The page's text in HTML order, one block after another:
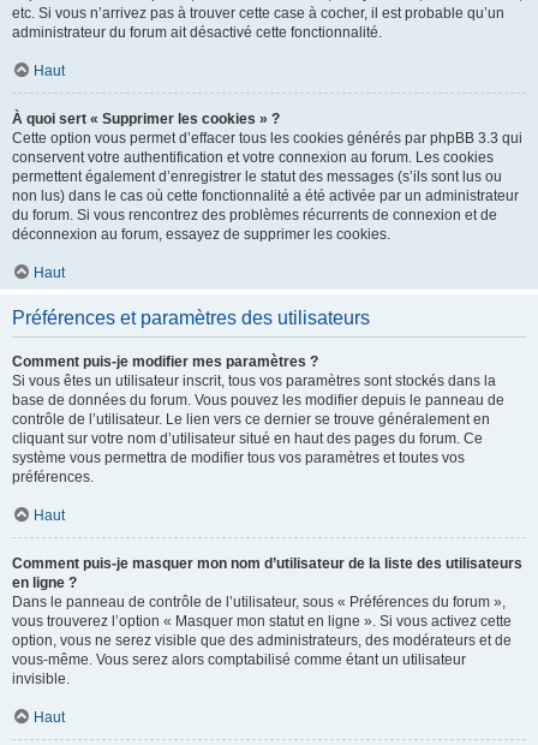
etc. Si vous n’arrivez pas à trouver cette case à cocher, il est probable qu’un
administrateur du forum ait désactivé cette fonctionnalité.
Haut
À quoi sert « Supprimer les cookies » ?
Cette option vous permet d’effacer tous les cookies générés par phpBB 3.3 qui
conservent votre authentification et votre connexion au forum. Les cookies
permettent également d’enregistrer le statut des messages (s’ils sont lus ou
non lus) dans le cas où cette fonctionnalité a été activée par un administrateur
du forum. Si vous rencontrez des problèmes récurrents de connexion et de
déconnexion au forum, essayez de supprimer les cookies.
Haut
Préférences et paramètres des utilisateurs
Comment puis-je modifier mes paramètres ?
Si vous êtes un utilisateur inscrit, tous vos paramètres sont stockés dans la
base de données du forum. Vous pouvez les modifier depuis le panneau de
contrôle de l’utilisateur. Le lien vers ce dernier se trouve généralement en
cliquant sur votre nom d’utilisateur situé en haut des pages du forum. Ce
système vous permettra de modifier tous vos paramètres et toutes vos
préférences.
Haut
Comment puis-je masquer mon nom d’utilisateur de la liste des utilisateurs
en ligne ?
Dans le panneau de contrôle de l’utilisateur, sous « Préférences du forum »,
vous trouverez l’option « Masquer mon statut en ligne ». Si vous activez cette
option, vous ne serez visible que des administrateurs, des modérateurs et de
vous-même. Vous serez alors comptabilisé comme étant un utilisateur
invisible.
Haut